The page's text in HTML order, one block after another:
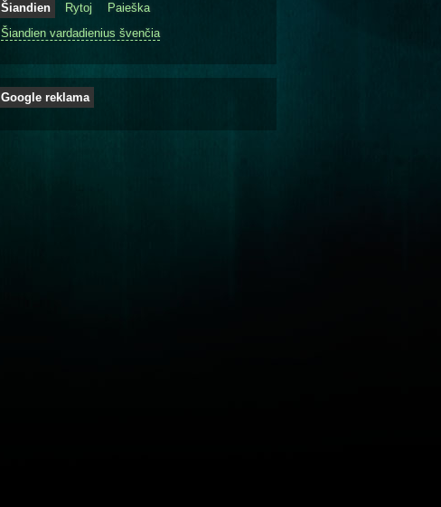
Šiandien Rytoj
Paieška
Šiandien vardadienius švenčia
Google reklama